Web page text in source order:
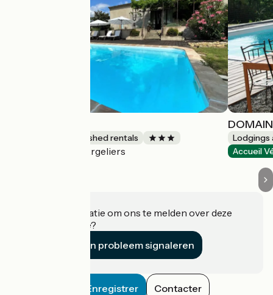
Lodgings and furnished rentals
Argeliers
Lodgings
Accueil
Heeft u informatie om ons te melden over deze
accommodatie?
Een probleem signaleren
Enregistrer Contacter